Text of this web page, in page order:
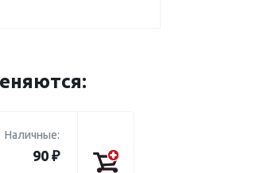
Наличные:
90 ₽